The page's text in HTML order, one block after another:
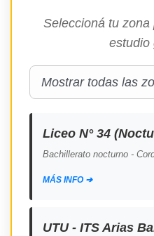
Seleccioná tu
estudio
Liceo N° 34
Bachillerato nocturno -
MÁS INFO ➔
UTU - ITS Arias